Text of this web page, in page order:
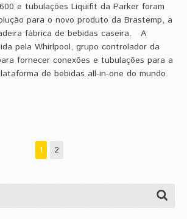
e tubulações Liquifit da Parker foram
para o novo produto da Brastemp, a
fábrica de bebidas caseira. A
pela Whirlpool, grupo controlador da
fornecer conexões e tubulações para a
de bebidas all-in-one do mundo.
1 2